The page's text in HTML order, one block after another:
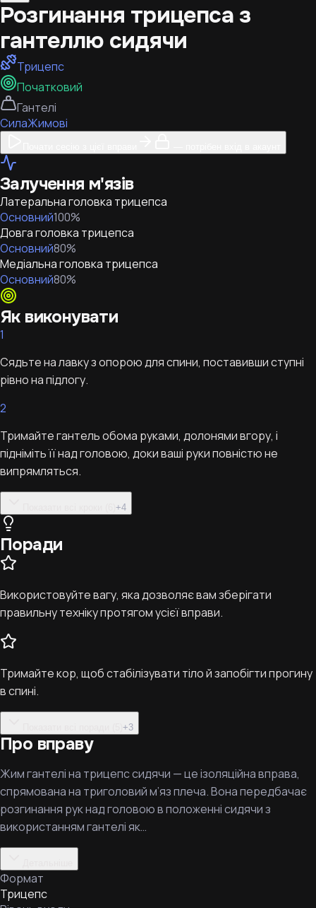
Розгинання трицепса з
гантеллю сидячи
Трицепс
Початковий
Гантелі
СилаЖимові
Залучення м'язів
Латеральна головка трицепса
Основний100%
Довга головка трицепса
Основний80%
Медіальна головка трицепса
Основний80%
Як виконувати
1
Сядьте на лавку з опорою для спини, поставивши ступні
рівно на підлогу.
2
Тримайте гантель обома руками, долонями вгору, і
підніміть її над головою, доки ваші руки повністю не
випрямляться.
+4
Поради
Використовуйте вагу, яка дозволяє вам зберігати
правильну техніку протягом усієї вправи.
Тримайте кор, щоб стабілізувати тіло й запобігти прогину
в спині.
+3
Про вправу
Жим гантелі на трицепс сидячи — це ізоляційна вправа,
спрямована на триголовий м’яз плеча. Вона передбачає
розгинання рук над головою в положенні сидячи з
використанням гантелі як…
Формат
Трицепс